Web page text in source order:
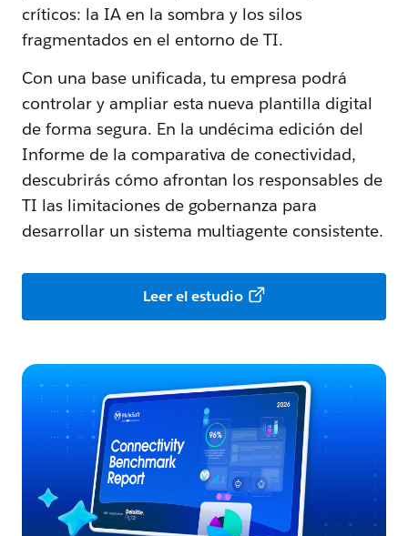
críticos: la IA en la sombra y los silos
fragmentados en el entorno de TI.
Con una base unificada, tu empresa podrá
controlar y ampliar esta nueva plantilla digital
de forma segura. En la undécima edición del
Informe de la comparativa de conectividad,
descubrirás cómo afrontan los responsables de
TI las limitaciones de gobernanza para
desarrollar un sistema multiagente consistente.
Leer el estudio